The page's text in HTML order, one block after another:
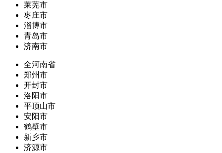
莱芜市
枣庄市
淄博市
青岛市
济南市
全河南省
郑州市
开封市
洛阳市
平顶山市
安阳市
鹤壁市
新乡市
济源市